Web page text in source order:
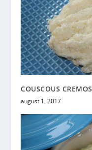
COUSCOUS CREMOS
august 1, 2017